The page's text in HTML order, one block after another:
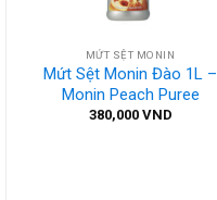
MỨT SỆT MONIN
Mứt Sệt Monin Đào 1L –
Monin Peach Puree
380,000 VND